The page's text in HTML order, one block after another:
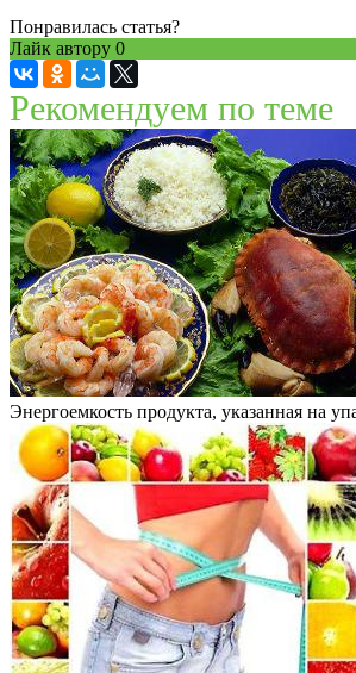
Понравилась статья?
Лайк автору 0
Рекомендуем по теме
Энергоемкость продукта, указанная на